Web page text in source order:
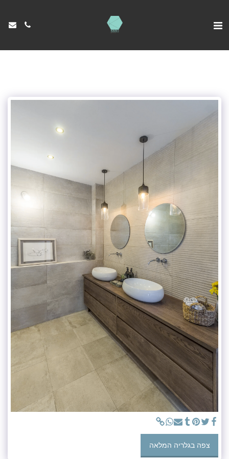
צפה בגלריה המלאה